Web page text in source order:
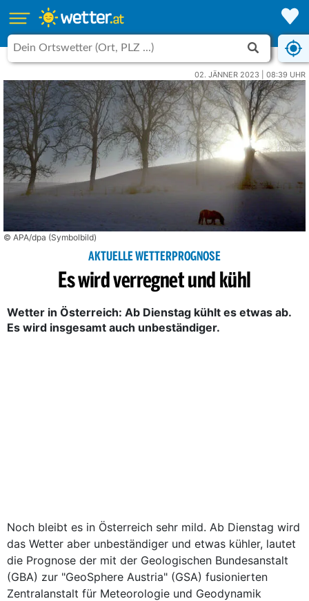
02. JÄNNER 2023 | 08:39 UHR
© APA/dpa (Symbolbild)
AKTUELLE WETTERPROGNOSE
Es wird verregnet und kühl
Wetter in Österreich: Ab Dienstag kühlt es etwas ab.
Es wird insgesamt auch unbeständiger.
Noch bleibt es in Österreich sehr mild. Ab Dienstag wird
das Wetter aber unbeständiger und etwas kühler, lautet
die Prognose der mit der Geologischen Bundesanstalt
(GBA) zur "GeoSphere Austria" (GSA) fusionierten
Zentralanstalt für Meteorologie und Geodynamik